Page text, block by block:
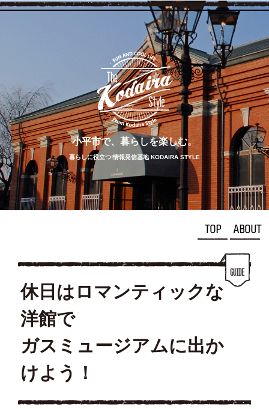
小平市で、 暮らしを楽しむ。
暮らしに役立つ!情報発信基地 KODAIRA STYLE
TOP ABOUT
休日はロマンティックな
洋館で
ガスミュージアムに出か
けよう！